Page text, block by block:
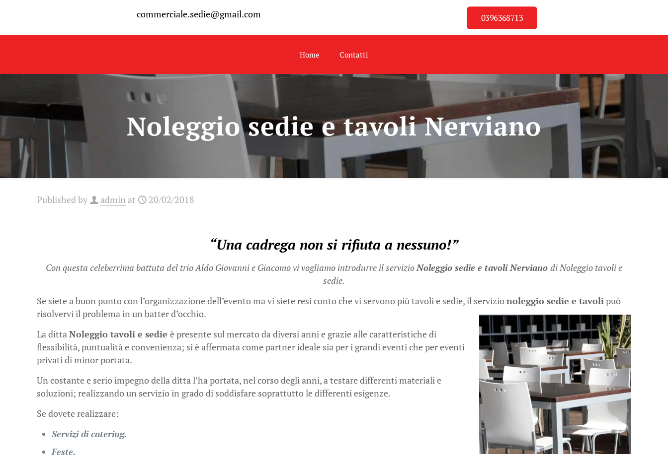
commerciale.sedie@gmail.com 0396368713
Home Contatti
Noleggio sedie e tavoli Nerviano
Published by admin at 20/02/2018
“Una cadrega non si rifiuta a nessuno!”
Con questa celeberrima battuta del trio Aldo Giovanni e Giacomo vi vogliamo introdurre il servizioNoleggio sedie e tavoli Nerviano di Noleggio tavoli e
sedie.
Se siete a buon punto con l’organizzazione dell’evento ma vi siete resi conto che vi servono più tavoli e sedie, il servizionoleggio sedie e tavolipuò
risolvervi il problema in un batter d’occhio.
La dittaNoleggio tavoli e sedieè presente sul mercato da diversi anni e grazie alle caratteristiche di
flessibilità, puntualità e convenienza; si è affermata come partner ideale sia per i grandi eventi che per eventi
privati di minor portata.
Un costante e serio impegno della ditta l’ha portata, nel corso degli anni, a testare differenti materiali e
soluzioni; realizzando un servizio in grado di soddisfare soprattutto le differenti esigenze.
Se dovete realizzare:
Servizi di catering.
Feste.